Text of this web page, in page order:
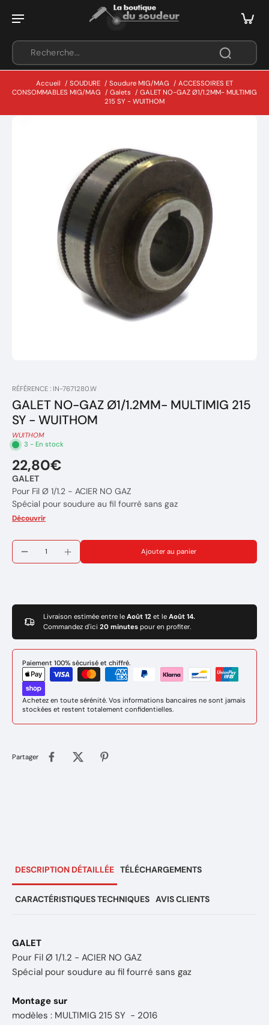
Accueil / SOUDURE / Soudure MIG/MAG / ACCESSOIRES ET
CONSOMMABLES MIG/MAG / Galets / GALET NO-GAZ Ø1/1.2MM- MULTIMIG
215 SY - WUITHOM
RÉFÉRENCE : IN-7671280.W
GALET NO-GAZ Ø1/1.2MM- MULTIMIG 215
SY - WUITHOM
WUITHOM
3 - En stock
22,80€
GALET
Pour Fil Ø 1/1.2 - ACIER NO GAZ
Spécial pour soudure au fil fourré sans gaz
Montage sur
Caractéristiques
Diamètre Extérieur : 30mm
Diamètre Intérieur : 10 mm
Réference:IN-7671280
Découvrir
Ajouter au panier
Livraison estimée entre le Août 12 et le Août 14.
Commandez d'ici 20 minutes pour en profiter.
Paiement 100% sécurisé et chiffré.
Achetez en toute sérénité. Vos informations bancaires ne sont jamais
stockées et restent totalement confidentielles.
Partager
DESCRIPTION DÉTAILLÉE TÉLÉCHARGEMENTS
CARACTÉRISTIQUES TECHNIQUES AVIS CLIENTS
GALET
Pour Fil Ø 1/1.2 - ACIER NO GAZ
Spécial pour soudure au fil fourré sans gaz
Montage sur
modèles : MULTIMIG 215 SY - 2016